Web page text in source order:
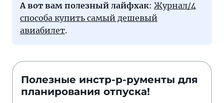
А вот вам полезный лайфхак: Журнал/4
способа купить самый дешевый
авиабилет.
Полезные инстр-р-рументы для
планирования отпуска!